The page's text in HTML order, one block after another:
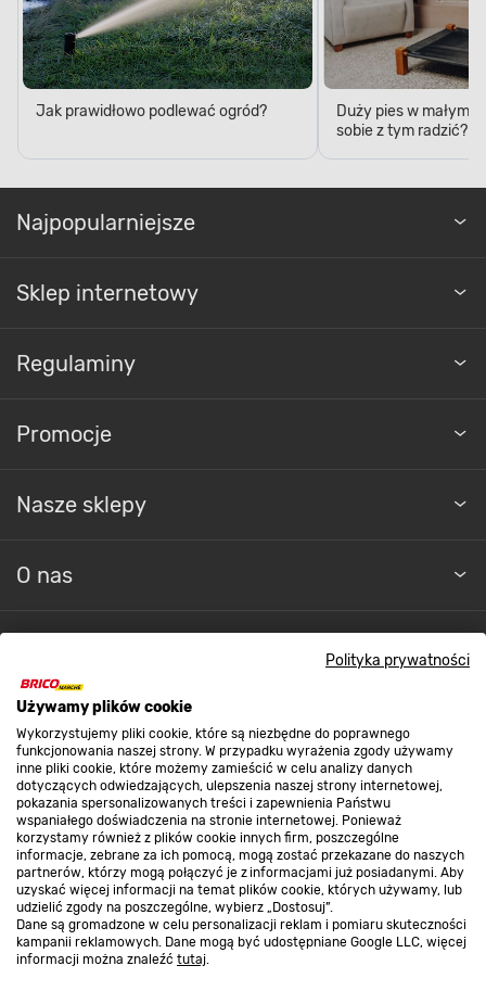
Polityka prywatności
Używamy plików cookie
Wykorzystujemy pliki cookie, które są niezbędne do poprawnego
funkcjonowania naszej strony. W przypadku wyrażenia zgody używamy
inne pliki cookie, które możemy zamieścić w celu analizy danych
dotyczących odwiedzających, ulepszenia naszej strony internetowej,
pokazania spersonalizowanych treści i zapewnienia Państwu
wspaniałego doświadczenia na stronie internetowej. Ponieważ
korzystamy również z plików cookie innych firm, poszczególne
informacje, zebrane za ich pomocą, mogą zostać przekazane do naszych
partnerów, którzy mogą połączyć je z informacjami już posiadanymi. Aby
uzyskać więcej informacji na temat plików cookie, których używamy, lub
udzielić zgody na poszczególne, wybierz „Dostosuj”.
Dane są gromadzone w celu personalizacji reklam i pomiaru skuteczności
kampanii reklamowych. Dane mogą być udostępniane Google LLC, więcej
informacji można znaleźć tutaj.
Jak prawidłowo podlewać ogród?
Duży pies w małym
sobie z tym radzić?
Najpopularniejsze
Sklep internetowy
Regulaminy
Promocje
Nasze sklepy
O nas
Strefa biznesu
Dołącz do nas
Metody płatności